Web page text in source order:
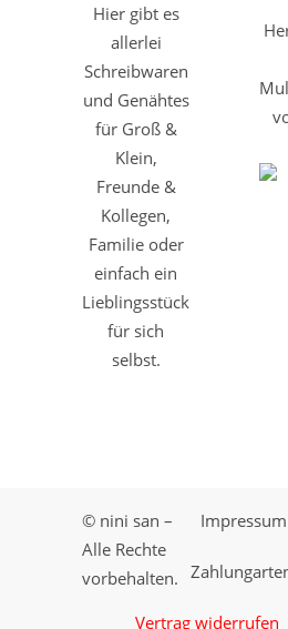
Hier gibt es
allerlei
Schreibwaren
und Genähtes
für Groß &
Klein,
Freunde &
Kollegen,
Familie oder
einfach ein
Lieblingsstück
für sich
selbst.
Impressum
Vertrag widerrufen
© nini san –
Alle Rechte
vorbehalten.